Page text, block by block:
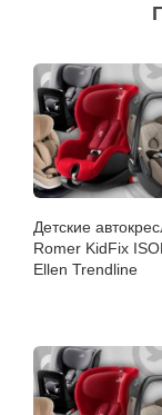
Детские
Romer KidFix
Ellen Trendline